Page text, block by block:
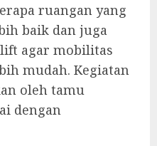
ruangan yang
baik dan juga
agar mobilitas
mudah. Kegiatan
oleh tamu
dengan